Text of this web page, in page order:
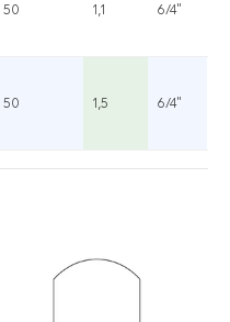
50 1,1 6/4"
50 1,5 6/4"